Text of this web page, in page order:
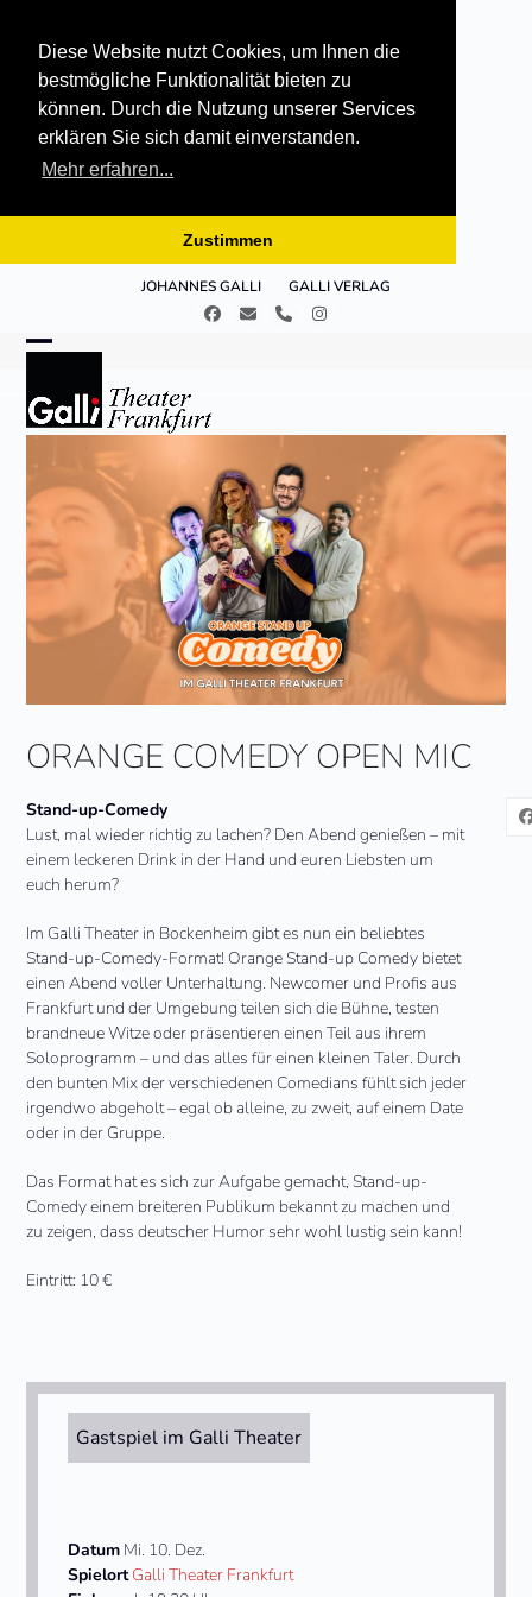
Diese Website nutzt Cookies, um Ihnen die
bestmögliche Funktionalität bieten zu
können. Durch die Nutzung unserer Services
erklären Sie sich damit einverstanden.
Mehr erfahren...
Zustimmen
JOHANNES GALLI GALLI VERLAG
Facebook
E- TelefonInstagram
mobile
menu
mobile
menu
ORANGE COMEDY OPEN MIC
Stand-up-Comedy
Lust, mal wieder richtig zu lachen? Den Abend genießen – mit
einem leckeren Drink in der Hand und euren Liebsten um
euch herum?
Im Galli Theater in Bockenheim gibt es nun ein beliebtes
Stand-up-Comedy-Format! Orange Stand-up Comedy bietet
einen Abend voller Unterhaltung. Newcomer und Profis aus
Frankfurt und der Umgebung teilen sich die Bühne, testen
brandneue Witze oder präsentieren einen Teil aus ihrem
Soloprogramm – und das alles für einen kleinen Taler. Durch
den bunten Mix der verschiedenen Comedians fühlt sich jeder
irgendwo abgeholt – egal ob alleine, zu zweit, auf einem Date
oder in der Gruppe.
Das Format hat es sich zur Aufgabe gemacht, Stand-up-
Comedy einem breiteren Publikum bekannt zu machen und
zu zeigen, dass deutscher Humor sehr wohl lustig sein kann!
Eintritt: 10 €
Gastspiel im Galli Theater
Datum Mi. 10. Dez.
SpielortGalli Theater Frankfurt